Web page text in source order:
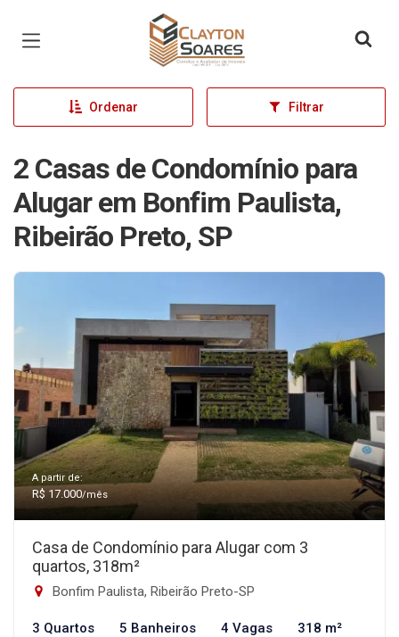
Página inicial
Ordenar Filtrar
2 Casas de Condomínio para
Alugar em Bonfim Paulista,
Ribeirão Preto, SP
A partir de:
R$ 17.000/mês
Casa de Condomínio para Alugar com 3
quartos, 318m²
Bonfim Paulista, Ribeirão Preto-SP
3 Quartos 5 Banheiros 4 Vagas 318 m²